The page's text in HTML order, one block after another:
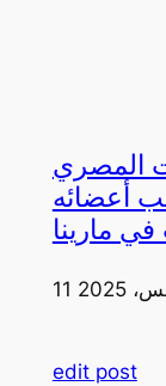
المصري
أعضائه
مارينا
2025
edit post